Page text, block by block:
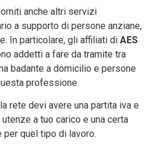
anche altri servizi
a supporto di persone anziane,
In particolare, gli affiliati di AES
addetti a fare da tramite tra
badante a domicilio e persone
professione.
rete devi avere una partita iva e
a tuo carico e una certa
quel tipo di lavoro.